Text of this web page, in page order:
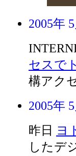
2005年
セスで
構アク
2005年
昨日 ヨ
したデ